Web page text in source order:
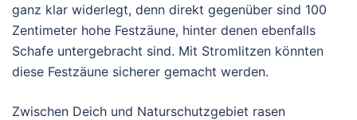
ganz klar widerlegt, denn direkt gegenüber sind 100
Zentimeter hohe Festzäune, hinter denen ebenfalls
Schafe untergebracht sind. Mit Stromlitzen könnten
diese Festzäune sicherer gemacht werden.
Zwischen Deich und Naturschutzgebiet rasen